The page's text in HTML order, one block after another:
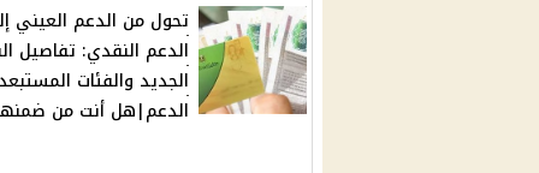
تحول من الدعم العيني
الدعم النقدي: تفاصيل
الجديد والفئات
الدعم|هل أنت من